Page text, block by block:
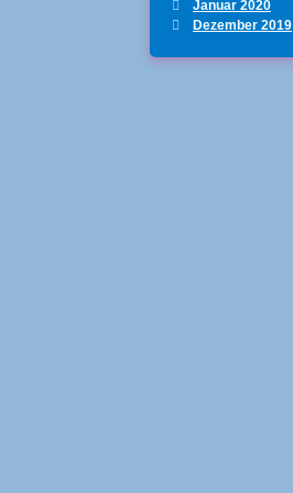
Geburtstag
Januar 2020
Dezember 2019